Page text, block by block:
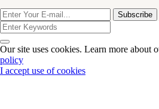
Subscribe
Our site uses cookies. Learn more about
policy
I accept use of cookies